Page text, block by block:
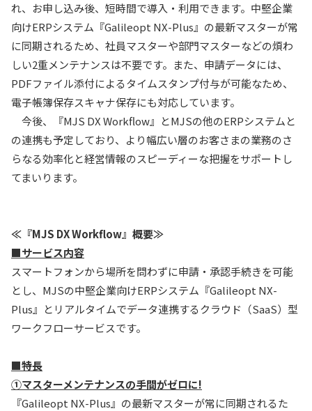
れ、お申し込み後、短時間で導入・利用できます。中堅企業
向けERPシステム『Galileopt NX-Plus』の最新マスターが常
に同期されるため、社員マスターや部門マスターなどの煩わ
しい2重メンテナンスは不要です。また、申請データには、
PDFファイル添付によるタイムスタンプ付与が可能なため、
電子帳簿保存スキャナ保存にも対応しています。
今後、『MJS DX Workflow』とMJSの他のERPシステムと
の連携も予定しており、より幅広い層のお客さまの業務のさ
らなる効率化と経営情報のスピーディーな把握をサポートし
てまいります。
≪『MJS DX Workflow』概要≫
■サービス内容
スマートフォンから場所を問わずに申請・承認手続きを可能
とし、MJSの中堅企業向けERPシステム『Galileopt NX-
Plus』とリアルタイムでデータ連携するクラウド（SaaS）型
ワークフローサービスです。
■特長
①マスターメンテナンスの手間がゼロに!
『Galileopt NX-Plus』の最新マスターが常に同期されるた